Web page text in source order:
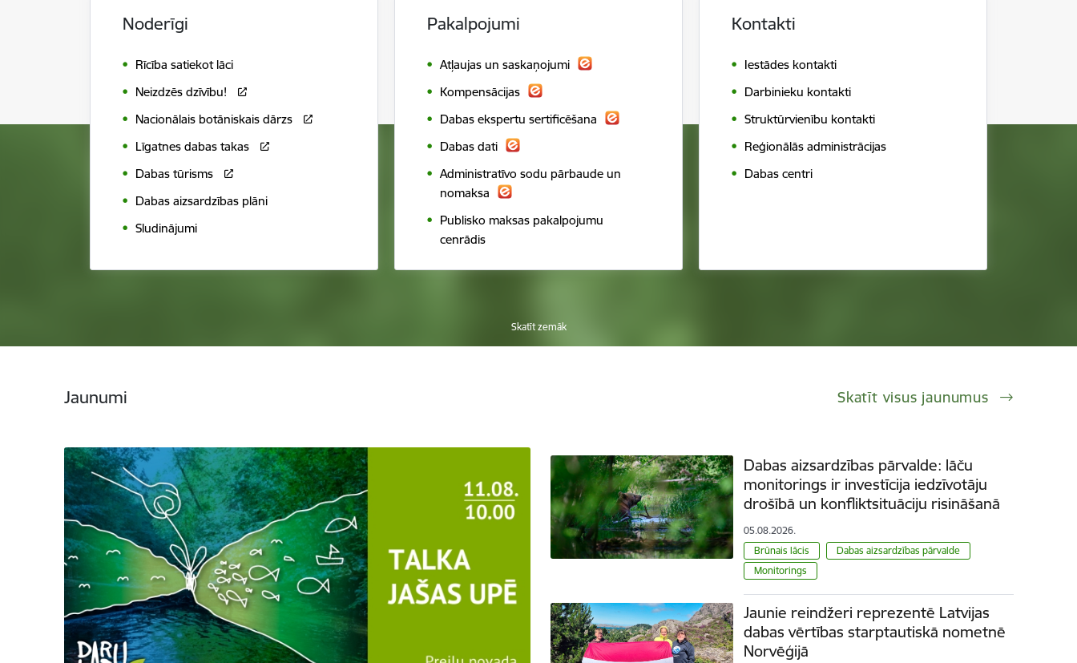
Noderīgi
Rīcība satiekot lāci
Neizdzēs dzīvību!
Nacionālais botāniskais dārzs
Līgatnes dabas takas
Dabas tūrisms
Dabas aizsardzības plāni
Sludinājumi
Pakalpojumi
Atļaujas un saskaņojumi
Kompensācijas
Dabas ekspertu sertificēšana
Dabas dati
Administratīvo sodu pārbaude un
nomaksa
Publisko maksas pakalpojumu
cenrādis
Kontakti
Iestādes kontakti
Darbinieku kontakti
Struktūrvienību kontakti
Reģionālās administrācijas
Dabas centri
Skatīt zemāk
Jaunumi Skatīt visus jaunumus
Dabas aizsardzības pārvalde: lāču
monitorings ir investīcija iedzīvotāju
drošībā un konfliktsituāciju risināšanā
05.08.2026.
Brūnais lācis
Dabas aizsardzības pārvalde
Monitorings
Jaunie reindžeri reprezentē Latvijas
dabas vērtības starptautiskā nometnē
Norvēģijā